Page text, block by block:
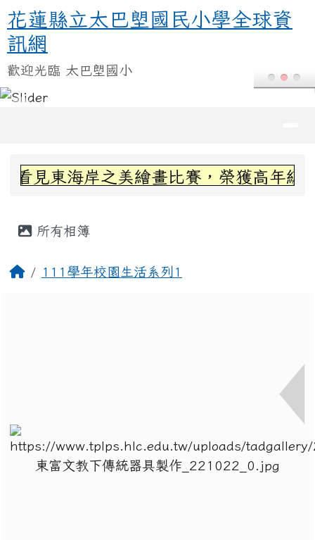
跳至主內容區
花蓮縣立太巴塱國民小學全球資訊
花蓮縣立太巴塱國民小學全球資
訊網
歡迎光臨 太巴塱國小
上中區域內容
東海岸之美繪畫比賽，榮獲高年級組第
所有相簿
回首頁111學年校園生活系列1